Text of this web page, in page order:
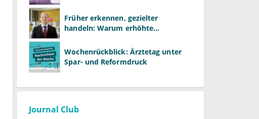
Früher erkennen, gezielter
handeln: Warum erhöhte
als ALT und AST
Wochenrückblick: Ärztetag unter
Spar- und Reformdruck
Journal Club